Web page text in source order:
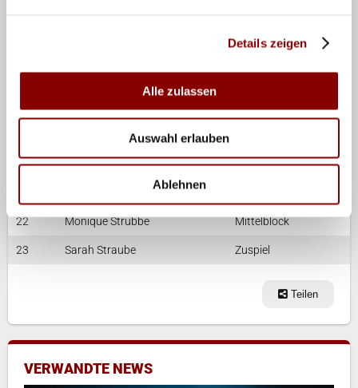
Details zeigen
Alle zulassen
Auswahl erlauben
Ablehnen
Diagonal
14
16
Leana Grozer
20 Lena Kindermann Diagonal
22 Monique Strubbe Mittelblock
23 Sarah Straube Zuspiel
Teilen
VERWANDTE NEWS